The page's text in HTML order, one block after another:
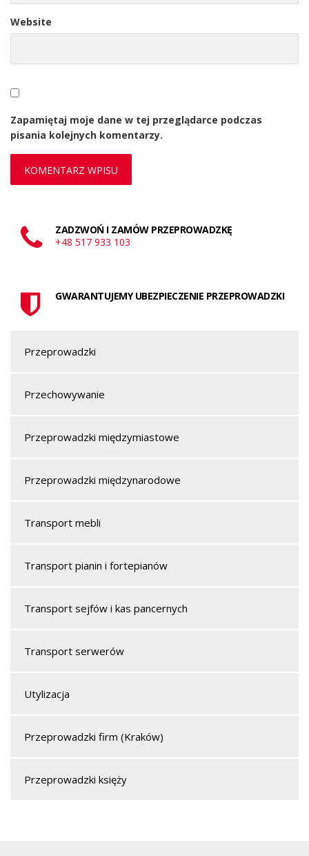
Website
Zapamiętaj moje dane w tej przeglądarce podczas
pisania kolejnych komentarzy.
ZADZWOŃ I ZAMÓW PRZEPROWADZKĘ
+48 517 933 103
GWARANTUJEMY UBEZPIECZENIE PRZEPROWADZKI
Przeprowadzki
Przechowywanie
Przeprowadzki międzymiastowe
Przeprowadzki międzynarodowe
Transport mebli
Transport pianin i fortepianów
Transport sejfów i kas pancernych
Transport serwerów
Utylizacja
Przeprowadzki firm (Kraków)
Przeprowadzki księży